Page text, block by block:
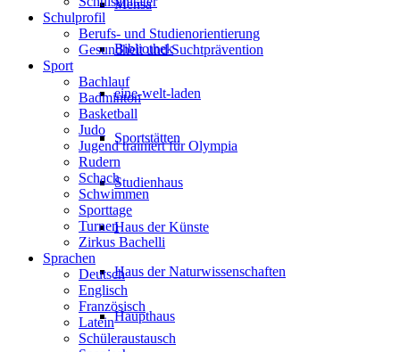
Mensa
Bibliothek
eine-welt-laden
Sportstätten
Studienhaus
Haus der Künste
Haus der Naturwissenschaften
Haupthaus
Schulprofil
Berufs- und Studienorientierung
Gesundheit und Suchtprävention
Sport
Bachlauf
Badminton
Basketball
Judo
Jugend trainiert für Olympia
Rudern
Schach
Schwimmen
Sporttage
Turnen
Zirkus Bachelli
Sprachen
Deutsch
Englisch
Französisch
Latein
Schüleraustausch